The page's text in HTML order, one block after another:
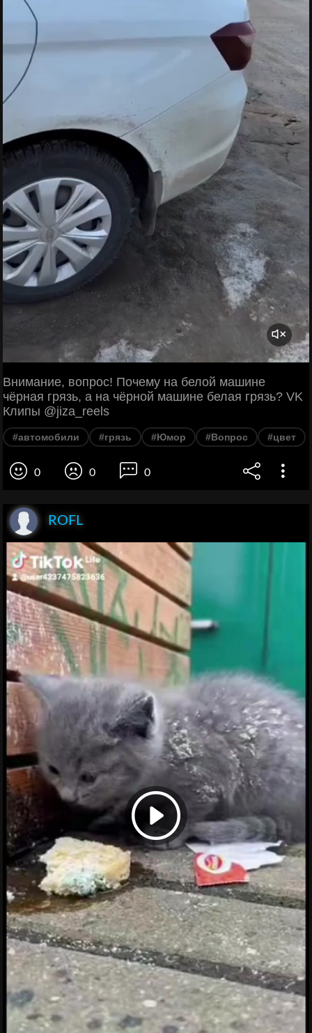
Внимание, вопрос! Почему на белой машине
чёрная грязь, а на чёрной машине белая грязь? VK
Клипы @jiza_reels
#автомобили #грязь #Юмор #Вопрос #цвет
0 0 0
ROFL